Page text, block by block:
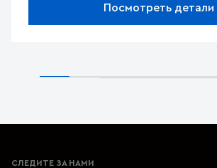
Посмотреть детали
СЛЕДИТЕ ЗА НАМИ